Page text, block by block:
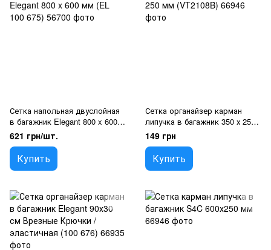
Сетка напольная двуслойная
в багажник Elegant 800 x 600
мм (EL 100 675)
621 грн/шт.
Купить
Сетка органайзер карман
липучка в багажник 350 х 250
мм (VT2108B)
149 грн
Купить